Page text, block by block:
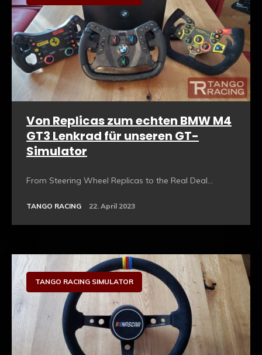
Von Replicas zum echten BMW M4
GT3 Lenkrad für unseren GT-
Simulator
From Steering Wheel Replicas to the Real Deal...
TANGO RACING 22. April 2023
Sim Racing Hardware
TANGO RACING SIMULATOR